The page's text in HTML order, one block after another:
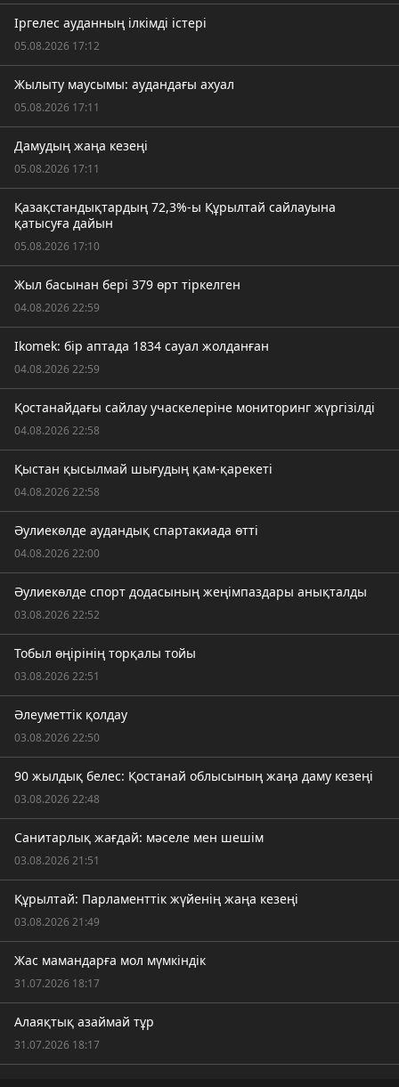
Іргелес ауданның ілкімді істері
05.08.2026 17:12
Жылыту маусымы: аудандағы ахуал
05.08.2026 17:11
Дамудың жаңа кезеңі
05.08.2026 17:11
Қазақстандықтардың 72,3%-ы Құрылтай сайлауына
қатысуға дайын
05.08.2026 17:10
Жыл басынан бері 379 өрт тіркелген
04.08.2026 22:59
Ikomek: бір аптада 1834 сауал жолданған
04.08.2026 22:59
Қостанайдағы сайлау учаскелеріне мониторинг жүргізілді
04.08.2026 22:58
Қыстан қысылмай шығудың қам-қарекеті
04.08.2026 22:58
Әулиекөлде аудандық спартакиада өтті
04.08.2026 22:00
Әулиекөлде спорт додасының жеңімпаздары анықталды
03.08.2026 22:52
Тобыл өңірінің торқалы тойы
03.08.2026 22:51
Әлеуметтік қолдау
03.08.2026 22:50
90 жылдық белес: Қостанай облысының жаңа даму кезеңі
03.08.2026 22:48
Санитарлық жағдай: мәселе мен шешім
03.08.2026 21:51
Құрылтай: Парламенттік жүйенің жаңа кезеңі
03.08.2026 21:49
Жас мамандарға мол мүмкіндік
31.07.2026 18:17
Алаяқтық азаймай тұр
31.07.2026 18:17